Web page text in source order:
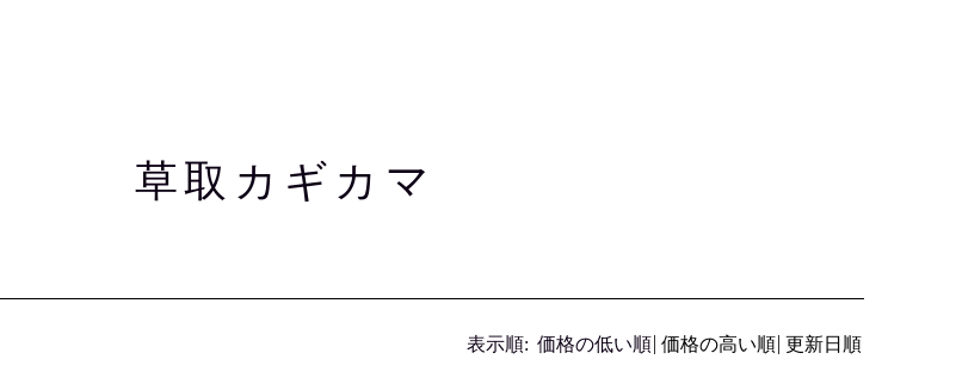
草取カギカマ
表示順: 価格の低い順 価格の高い順 更新日順